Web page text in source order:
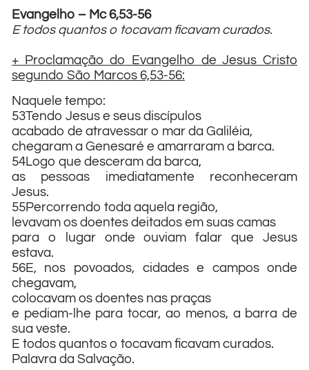
Evangelho – Mc 6,53-56
E todos quantos o tocavam ficavam curados.
+ Proclamação do Evangelho de Jesus Cristo
segundo São Marcos 6,53-56:
Naquele tempo:
53Tendo Jesus e seus discípulos
acabado de atravessar o mar da Galiléia,
chegaram a Genesaré e amarraram a barca.
54Logo que desceram da barca,
as pessoas imediatamente reconheceram
Jesus.
55Percorrendo toda aquela região,
levavam os doentes deitados em suas camas
para o lugar onde ouviam falar que Jesus
estava.
56E, nos povoados, cidades e campos onde
chegavam,
colocavam os doentes nas praças
e pediam-lhe para tocar, ao menos, a barra de
sua veste.
E todos quantos o tocavam ficavam curados.
Palavra da Salvação.